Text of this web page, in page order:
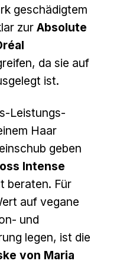
geschädigtem
zur Absolute
da sie auf
ist.
Leistungs-
Haar
geben
Intense
beraten. Für
auf vegane
und
legen, ist die
von Maria